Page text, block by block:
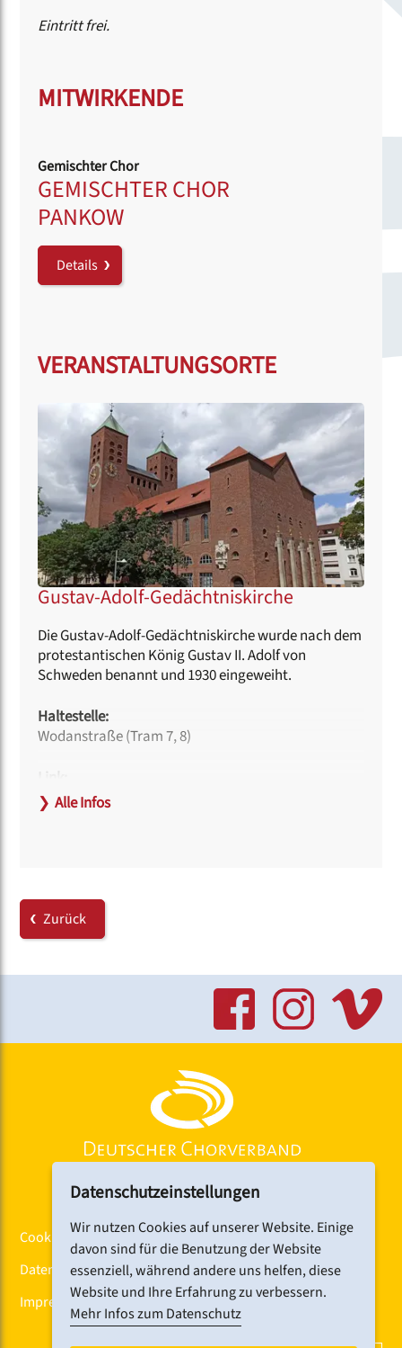
Eintritt frei.
MITWIRKENDE
Gemischter Chor
GEMISCHTER CHOR
PANKOW
Details
VERANSTALTUNGSORTE
Gustav-Adolf-Gedächtniskirche
Die Gustav-Adolf-Gedächtniskirche wurde nach dem
protestantischen König Gustav II. Adolf von
Schweden benannt und 1930 eingeweiht.
Haltestelle:
Wodanstraße (Tram 7, 8)
www.evangelischimsueden-nuernberg.de
Behindertengerechte Toiletten sind vorhanden.
❯ Alle Infos
Zurück
Cookiebanner
Datenschutz
Impressum
Datenschutzeinstellungen
Wir nutzen Cookies auf unserer Website. Einige
davon sind für die Benutzung der Website
essenziell, während andere uns helfen, diese
Website und Ihre Erfahrung zu verbessern.
Mehr Infos zum Datenschutz